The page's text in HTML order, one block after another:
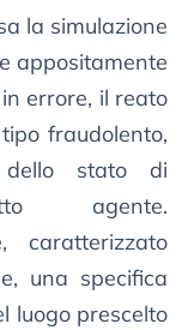
la simulazione
appositamente
errore, il reato
fraudolento,
stato di
agente.
caratterizzato
una specifica
luogo prescelto